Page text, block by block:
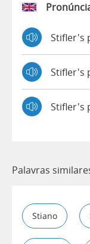
Stifler's
Stifler's
Stifler's
Palavras
Stiano